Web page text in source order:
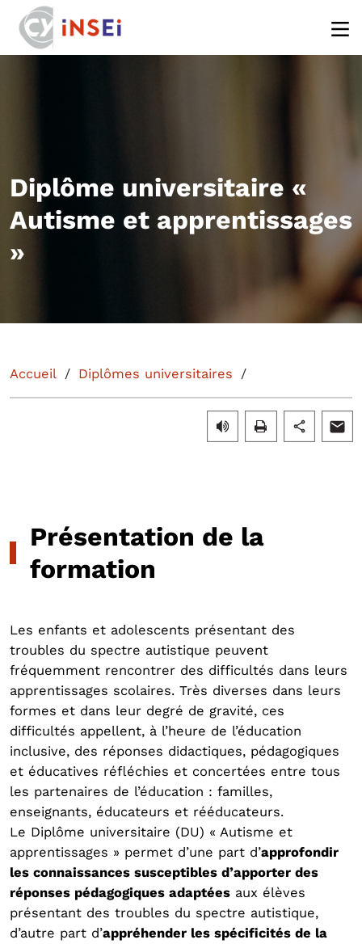
Diplôme universitaire «
Autisme et apprentissages
»
Accueil Diplômes universitaires
Présentation de la
formation
Les enfants et adolescents présentant des
troubles du spectre autistique peuvent
fréquemment rencontrer des difficultés dans leurs
apprentissages scolaires. Très diverses dans leurs
formes et dans leur degré de gravité, ces
difficultés appellent, à l’heure de l’éducation
inclusive, des réponses didactiques, pédagogiques
et éducatives réfléchies et concertées entre tous
les partenaires de l’éducation : familles,
enseignants, éducateurs et rééducateurs.
Le Diplôme universitaire (DU) « Autisme et
apprentissages » permet d’une part d’approfondir
les connaissances susceptibles d’apporter des
réponses pédagogiques adaptées aux élèves
présentant des troubles du spectre autistique,
d’autre part d’appréhender les spécificités de la